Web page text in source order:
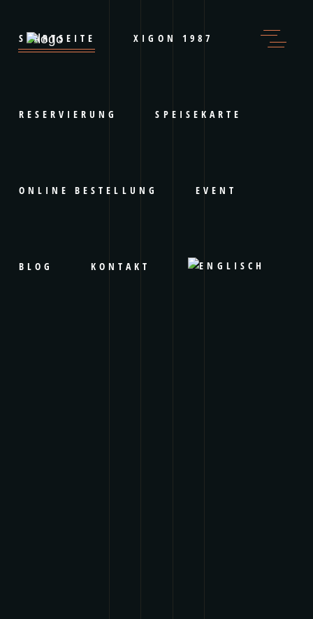
STARTSEITE XIGON 1987
RESERVIERUNG SPEISEKARTE
ONLINE BESTELLUNG EVENT
BLOG KONTAKT